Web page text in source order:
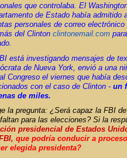
que controlaba. El
de Estado había admitido
personales de correo
del Clinton clintonemail.com
está investigando mensajes de
de Nueva York, envió a una
Congreso el viernes que había
con el caso de Clinton - un
de miles.
la pregunta: ¿Será capaz la FBI
para las elecciones? Si la
presidencial de Estados
que podría conducir a
elegida presidenta?